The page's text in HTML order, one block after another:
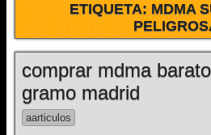
ETIQUETA:MDMA
comprar mdma
gramo madrid
aarticulos